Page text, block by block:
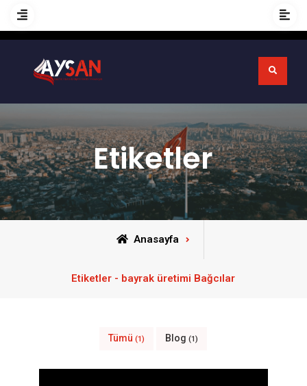
Etiketler
Anasayfa
Etiketler - bayrak üretimi Bağcılar
Tümü(1) Blog(1)